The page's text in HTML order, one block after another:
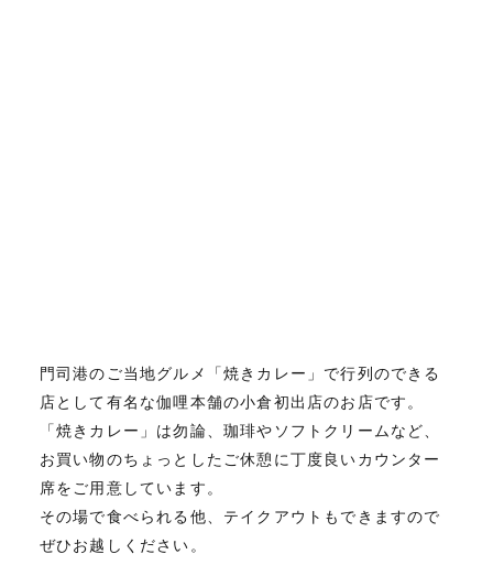
門司港のご当地グルメ「焼きカレー」で行列のできる
店として有名な伽哩本舗の小倉初出店のお店です。
「焼きカレー」は勿論、珈琲やソフトクリームなど、
お買い物のちょっとしたご休憩に丁度良いカウンター
席をご用意しています。
その場で食べられる他、テイクアウトもできますので
ぜひお越しください。